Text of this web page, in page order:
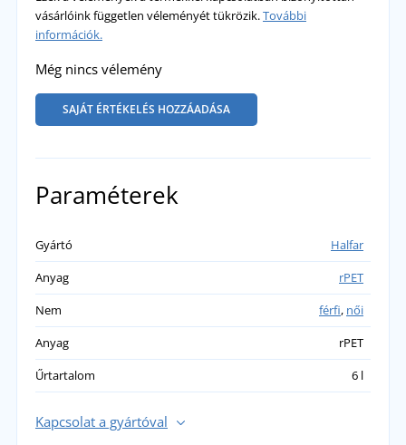
vásárlóink független véleményét tükrözik.További
információk.
Még nincs vélemény
SAJÁT ÉRTÉKELÉS HOZZÁADÁSA
Paraméterek
Gyártó
Halfar
Anyag
rPET
Nem
férfi, női
Anyag
rPET
Űrtartalom
6 l
Kapcsolat a gyártóval